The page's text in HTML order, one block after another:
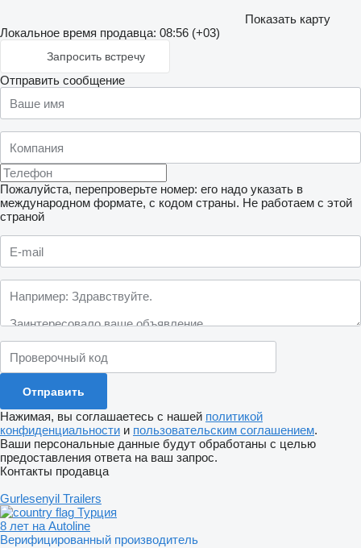
Показать карту
Локальное время продавца: 08:56 (+03)
Запросить встречу
Отправить сообщение
Пожалуйста, перепроверьте номер: его надо указать в
международном формате, с кодом страны. Не работаем с этой
страной
Нажимая, вы соглашаетесь с нашей политикой
конфиденциальности и пользовательским соглашением.
Ваши персональные данные будут обработаны с целью
предоставления ответа на ваш запрос.
Контакты продавца
Gurlesenyil Trailers
Турция
8 лет на Autoline
Верифицированный производитель